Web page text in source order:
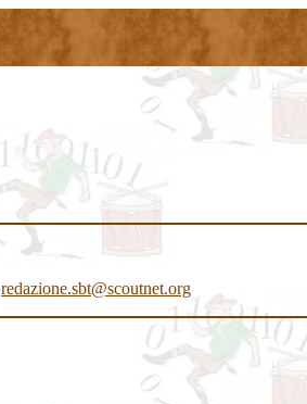
redazione.sbt@scoutnet.org